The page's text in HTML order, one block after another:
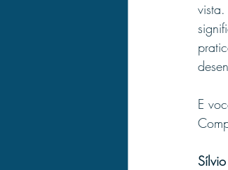
E